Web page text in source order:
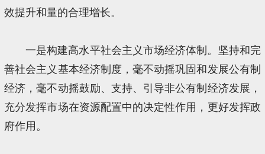
效提升和量的合理增长。
一是构建高水平社会主义市场经济体制。坚持和完
善社会主义基本经济制度，毫不动摇巩固和发展公有制
经济，毫不动摇鼓励、支持、引导非公有制经济发展，
充分发挥市场在资源配置中的决定性作用，更好发挥政
府作用。